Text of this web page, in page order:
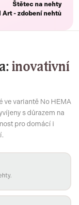
Štětec na nehty
Art - zdobení nehtů
inovativní
ve variantě No HEMA
s důrazem na
pro domácí i